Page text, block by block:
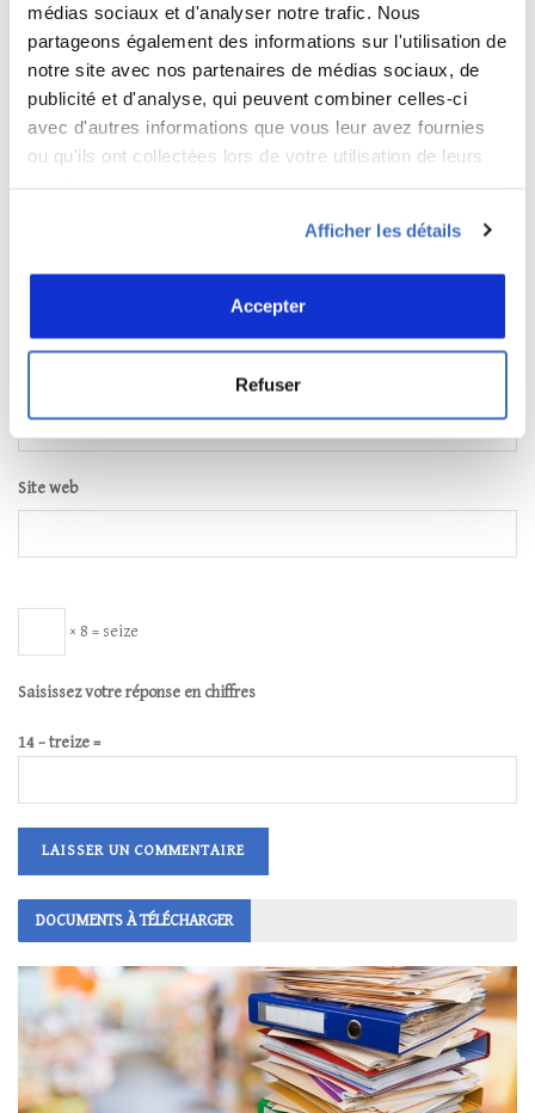
médias sociaux et d'analyser notre trafic. Nous
partageons également des informations sur l'utilisation de
notre site avec nos partenaires de médias sociaux, de
publicité et d'analyse, qui peuvent combiner celles-ci
avec d'autres informations que vous leur avez fournies
ou qu'ils ont collectées lors de votre utilisation de leurs
Afficher les détails
Accepter
Refuser
Nom*
Site web
× 8 = seize
Saisissez votre réponse en chiffres
14 − treize =
DOCUMENTS À TÉLÉCHARGER